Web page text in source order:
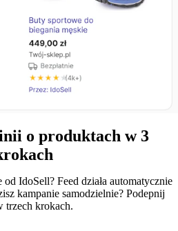
o produktach w 3
IdoSell? Feed działa automatycznie
kampanie samodzielnie? Podepnij
trzech krokach.